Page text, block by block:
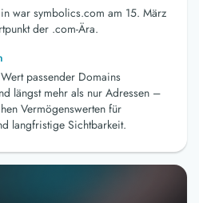
war symbolics.com am 15. März
der .com-Ära.
passender Domains
längst mehr als nur Adressen –
Vermögenswerten für
langfristige Sichtbarkeit.